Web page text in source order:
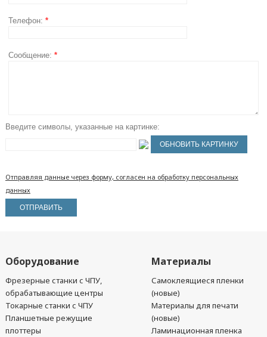
Телефон: *
Сообщение: *
Введите символы, указанные на картинке:
Отправляя данные через форму, согласен на обработку персональных
данных
Оборудование
Фрезерные станки с ЧПУ,
обрабатывающие центры
Токарные станки с ЧПУ
Планшетные режущие
плоттеры
Материалы
Самоклеящиеся пленки
(новые)
Материалы для печати
(новые)
Ламинационная пленка